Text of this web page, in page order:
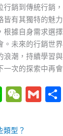
行銷到傳統行銷
皆有其獨特的魅
根據自身需求選
。未來的行銷世
浪潮，持續學習
次的探索中再會
Li
e
W
C
G
類型？